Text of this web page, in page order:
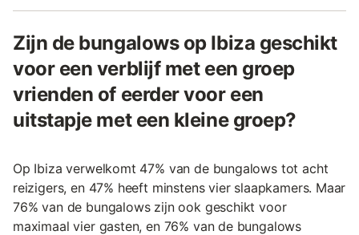
Zijn de bungalows op Ibiza geschikt
voor een verblijf met een groep
vrienden of eerder voor een
uitstapje met een kleine groep?
Op Ibiza verwelkomt 47% van de bungalows tot acht
reizigers, en 47% heeft minstens vier slaapkamers. Maar
76% van de bungalows zijn ook geschikt voor
maximaal vier gasten, en 76% van de bungalows